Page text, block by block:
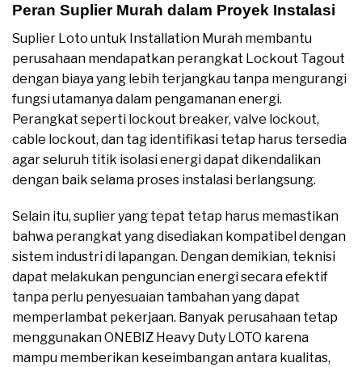
Peran Suplier Murah dalam Proyek Instalasi
Suplier Loto untuk Installation Murah membantu
perusahaan mendapatkan perangkat Lockout Tagout
dengan biaya yang lebih terjangkau tanpa mengurangi
fungsi utamanya dalam pengamanan energi.
Perangkat seperti lockout breaker, valve lockout,
cable lockout, dan tag identifikasi tetap harus tersedia
agar seluruh titik isolasi energi dapat dikendalikan
dengan baik selama proses instalasi berlangsung.
Selain itu, suplier yang tepat tetap harus memastikan
bahwa perangkat yang disediakan kompatibel dengan
sistem industri di lapangan. Dengan demikian, teknisi
dapat melakukan penguncian energi secara efektif
tanpa perlu penyesuaian tambahan yang dapat
memperlambat pekerjaan. Banyak perusahaan tetap
menggunakan ONEBIZ Heavy Duty LOTO karena
mampu memberikan keseimbangan antara kualitas,